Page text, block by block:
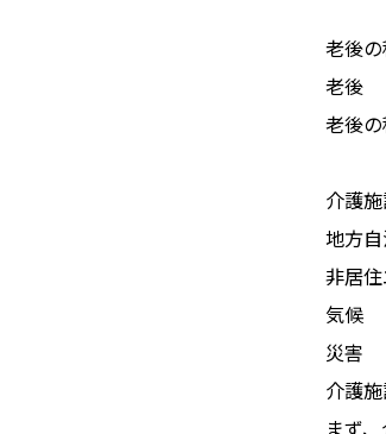
老後
老後
老後の
介護
地方
非居
気候
災害
介護